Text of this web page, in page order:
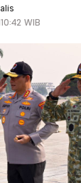
WIB